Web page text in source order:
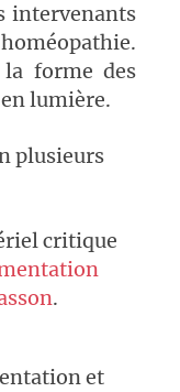
intervenants
forme des
lumière.
plusieurs
critique
.
et